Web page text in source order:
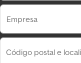
Empresa
Código postal e